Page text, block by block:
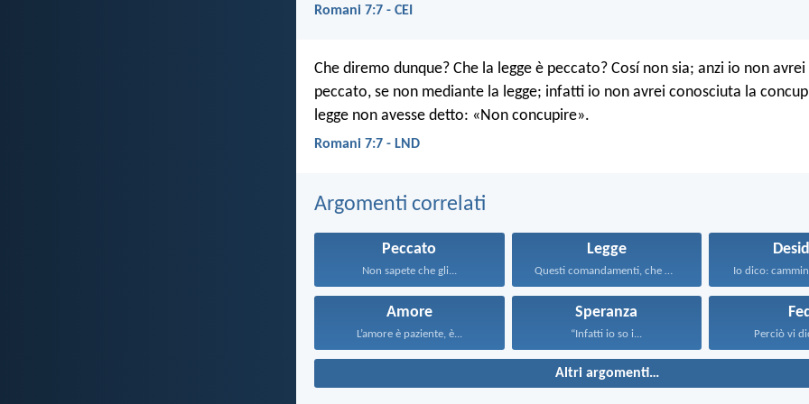
Romani 7:7 - CEI
Che diremo dunque? Che la legge è peccato? Cosí non sia; anzi io non
peccato, se non mediante la legge; infatti io non avrei conosciuta la
legge non avesse detto: «Non concupire».
Romani 7:7 - LND
Argomenti correlati
Peccato
Non sapete che gli...
Legge
Questi comandamenti, che oggi... Io dico:
Amore
L’amore è paziente, è...
Speranza
“Infatti io so i... Perciò vi
Altri argomenti…